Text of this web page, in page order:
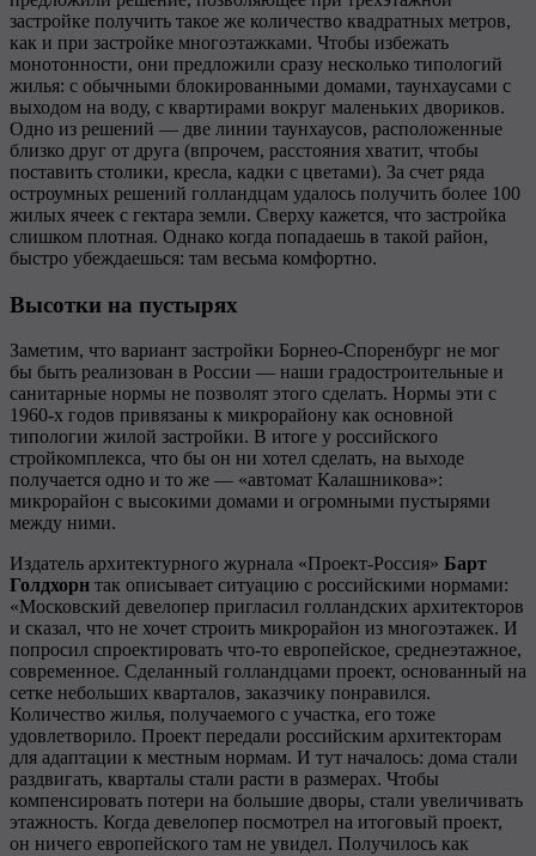
застройке получить такое же количество квадратных метров,
как и при застройке многоэтажками. Чтобы избежать
монотонности, они предложили сразу несколько типологий
жилья: с обычными блокированными домами, таунхаусами с
выходом на воду, с квартирами вокруг маленьких двориков.
Одно из решений — две линии таунхаусов, расположенные
близко друг от друга (впрочем, расстояния хватит, чтобы
поставить столики, кресла, кадки с цветами). За счет ряда
остроумных решений голландцам удалось получить более 100
жилых ячеек с гектара земли. Сверху кажется, что застройка
слишком плотная. Однако когда попадаешь в такой район,
быстро убеждаешься: там весьма комфортно.
Высотки на пустырях
Заметим, что вариант застройки Борнео-Споренбург не мог
бы быть реализован в России — наши градостроительные и
санитарные нормы не позволят этого сделать. Нормы эти с
1960-х годов привязаны к микрорайону как основной
типологии жилой застройки. В итоге у российского
стройкомплекса, что бы он ни хотел сделать, на выходе
получается одно и то же — «автомат Калашникова»:
микрорайон с высокими домами и огромными пустырями
между ними.
Издатель архитектурного журнала «Проект-Россия» Барт
Голдхорн так описывает ситуацию с российскими нормами:
«Московский девелопер пригласил голландских архитекторов
и сказал, что не хочет строить микрорайон из многоэтажек. И
попросил спроектировать что-то европейское, среднеэтажное,
современное. Сделанный голландцами проект, основанный на
сетке небольших кварталов, заказчику понравился.
Количество жилья, получаемого с участка, его тоже
удовлетворило. Проект передали российским архитекторам
для адаптации к местным нормам. И тут началось: дома стали
раздвигать, кварталы стали расти в размерах. Чтобы
компенсировать потери на большие дворы, стали увеличивать
этажность. Когда девелопер посмотрел на итоговый проект,
он ничего европейского там не увидел. Получилось как